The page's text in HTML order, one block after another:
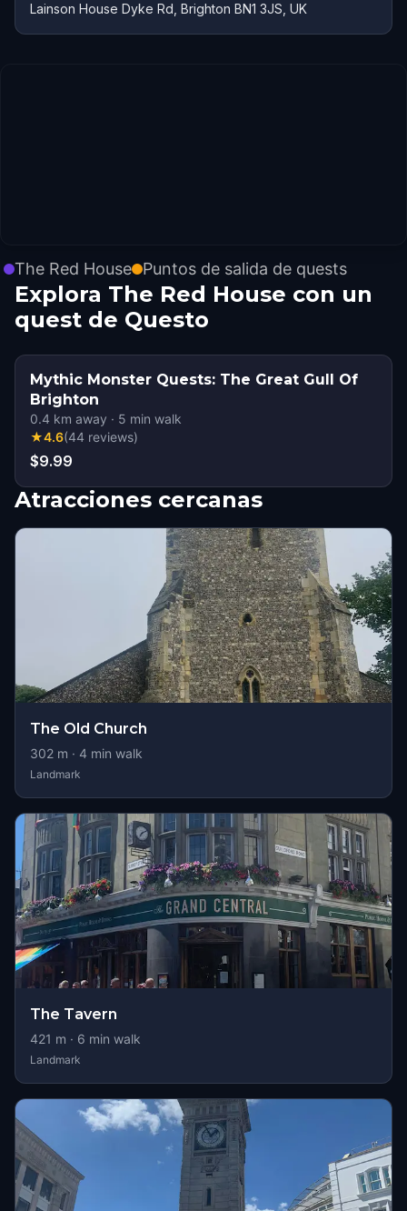
Lainson House Dyke Rd, Brighton BN1 3JS, UK
The Red House Puntos de salida de quests
Explora The Red House con un
quest de Questo
Mythic Monster Quests: The Great Gull Of
Brighton
0.4 km away · 5 min walk
★4.6(44 reviews)
$9.99
Atracciones cercanas
The Old Church
302 m · 4 min walk
Landmark
The Tavern
421 m · 6 min walk
Landmark